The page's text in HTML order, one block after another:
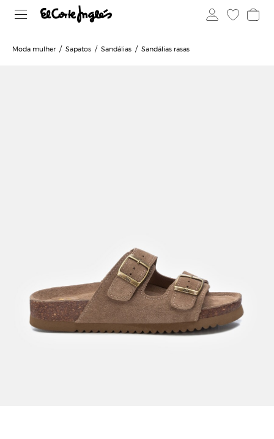
Moda mulher Sapatos Sandálias Sandálias rasas